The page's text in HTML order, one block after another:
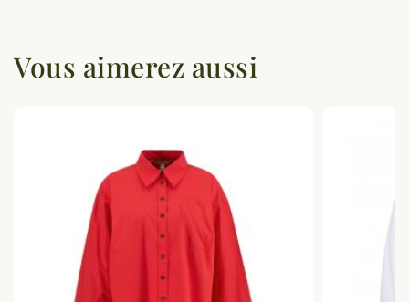
Vous aimerez aussi